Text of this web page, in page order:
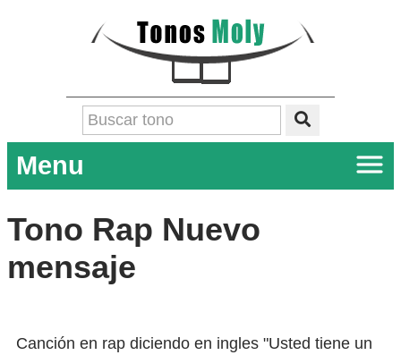
Menu
Tono Rap Nuevo
mensaje
Canción en rap diciendo en ingles "Usted tiene un